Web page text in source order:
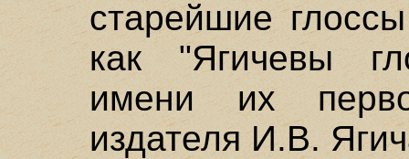
старейшие
как "Ягичевы
имени их
издателя И.В.